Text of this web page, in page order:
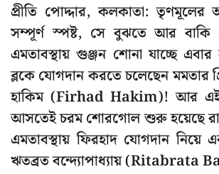
প্রীতি পোদ্দার, কলকাতা: তৃণমূলের
সম্পূর্ণ স্পষ্ট, সে বুঝতে আর বাকি
এমতাবস্থায় গুঞ্জন শোনা যাচ্ছে
ব্লকে যোগদান করতে চলেছেন মমতার
হাকিম (Firhad Hakim)! আর এই
আসতেই চরম শোরগোল শুরু হয়েছে
এমতাবস্থায় ফিরহাদ যোগদান নিয়ে
ঋতব্রত বন্দ্যোপাধ্যায় (Ritabrata